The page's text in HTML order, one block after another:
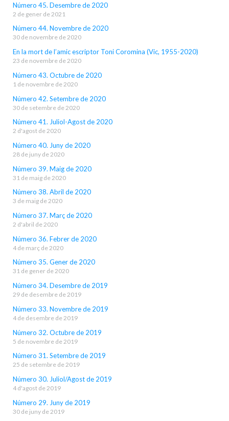
Número 45. Desembre de 2020
2 de gener de 2021
Número 44. Novembre de 2020
30 de novembre de 2020
En la mort de l’amic escriptor Toni Coromina (Vic, 1955-2020)
23 de novembre de 2020
Número 43. Octubre de 2020
1 de novembre de 2020
Número 42. Setembre de 2020
30 de setembre de 2020
Número 41. Juliol-Agost de 2020
2 d'agost de 2020
Número 40. Juny de 2020
28 de juny de 2020
Número 39. Maig de 2020
31 de maig de 2020
Número 38. Abril de 2020
3 de maig de 2020
Número 37. Març de 2020
2 d'abril de 2020
Número 36. Febrer de 2020
4 de març de 2020
Número 35. Gener de 2020
31 de gener de 2020
Número 34. Desembre de 2019
29 de desembre de 2019
Número 33. Novembre de 2019
4 de desembre de 2019
Número 32. Octubre de 2019
5 de novembre de 2019
Número 31. Setembre de 2019
25 de setembre de 2019
Número 30. Juliol/Agost de 2019
4 d'agost de 2019
Número 29. Juny de 2019
30 de juny de 2019